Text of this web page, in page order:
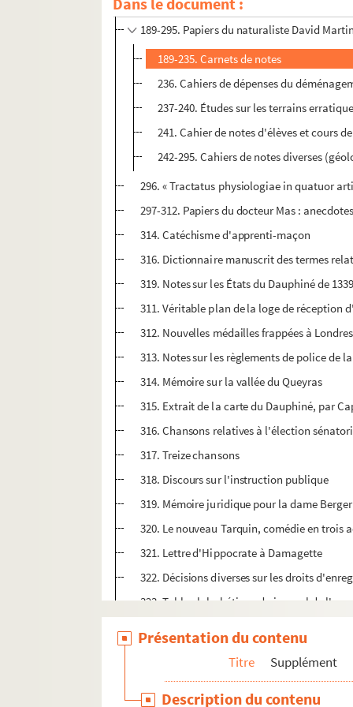
188. Un modèle d'administration éclairée,
189-295. Papiers du naturaliste David
189-235. Carnets de notes
236. Cahiers de dépenses du
237-240. Études sur les terrains
241. Cahier de notes d'élèves et cours
242-295. Cahiers de notes diverses
296. « Tractatus physiologiae in quatuor
297-312. Papiers du docteur Mas :
314. Catéchisme d'apprenti-maçon
316. Dictionnaire manuscrit des termes
319. Notes sur les États du Dauphiné de
311. Véritable plan de la loge de réception
312. Nouvelles médailles frappées à Londres
313. Notes sur les règlements de police de
314. Mémoire sur la vallée du Queyras
315. Extrait de la carte du Dauphiné, par
316. Chansons relatives à l'élection
317. Treize chansons
318. Discours sur l'instruction publique
319. Mémoire juridique pour la dame
320. Le nouveau Tarquin, comédie en trois
321. Lettre d'Hippocrate à Damagette
322. Décisions diverses sur les droits
323. Table alphabétique du journal de
327. Collection de sermons, par MgrDépery,
Présentation du contenu
Titre Supplément
Description du contenu